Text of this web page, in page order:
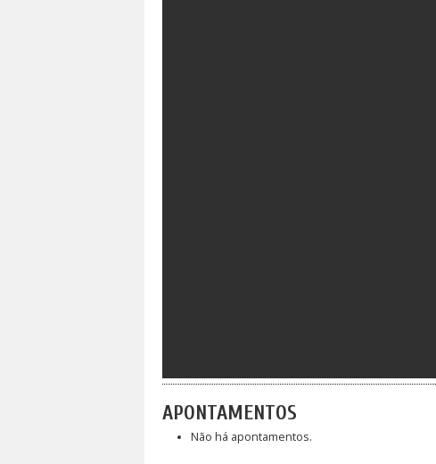
APONTAMENTOS
Não há apontamentos.